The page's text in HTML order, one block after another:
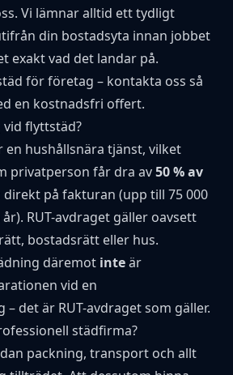
Vi lämnar alltid ett tydligt
din bostadsyta innan jobbet
exakt vad det landar på.
för företag – kontakta oss så
en kostnadsfri offert.
vid flyttstäd?
en hushållsnära tjänst, vilket
privatperson får dra av50 % av
direkt på fakturan (upp till 75 000
RUT-avdraget gäller oavsett
bostadsrätt eller hus.
däremot inteär
vid en
det är RUT-avdraget som gäller.
städfirma?
packning, transport och allt